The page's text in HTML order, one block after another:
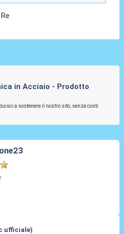
in Acciaio - Prodotto
a sostenere il nostro sito, senza costi
ufficiale)